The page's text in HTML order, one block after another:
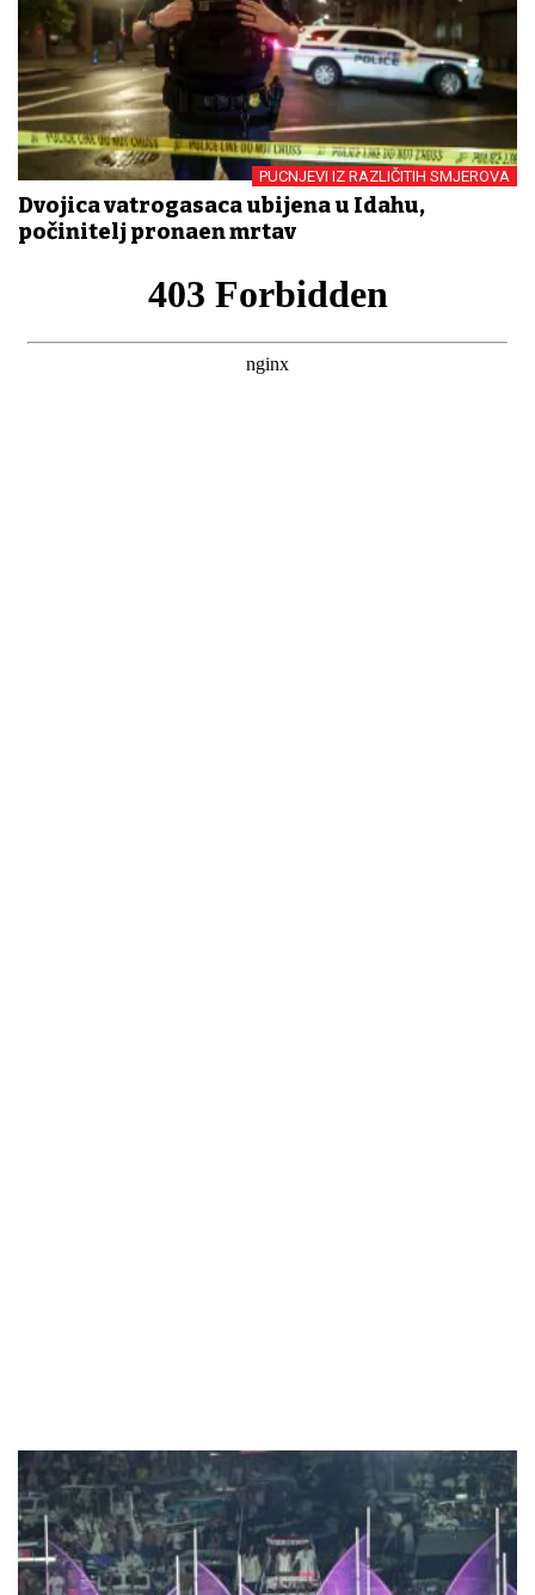
PUCNJEVI IZ RAZLIČITIH SMJEROVA
Dvojica vatrogasaca ubijena u Idahu,
počinitelj pronađen mrtav